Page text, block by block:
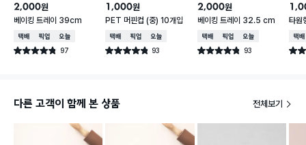
2,000원
베이킹 트레이 39cm
택배배송매장픽업오늘배송
별점 4.8점 97
건 작성
1,000원
PET 머핀컵 (중) 10개입
택배배송매장픽업오늘배송
별점 4.8점 93
건 작성
2,000원
베이킹 트레이 32.5 cm
택배배송매장픽업오늘배송
별점 4.8점 93
건 작성
타원
물방
택배
별점
다른 고객이 함께 본 상품 전체보기